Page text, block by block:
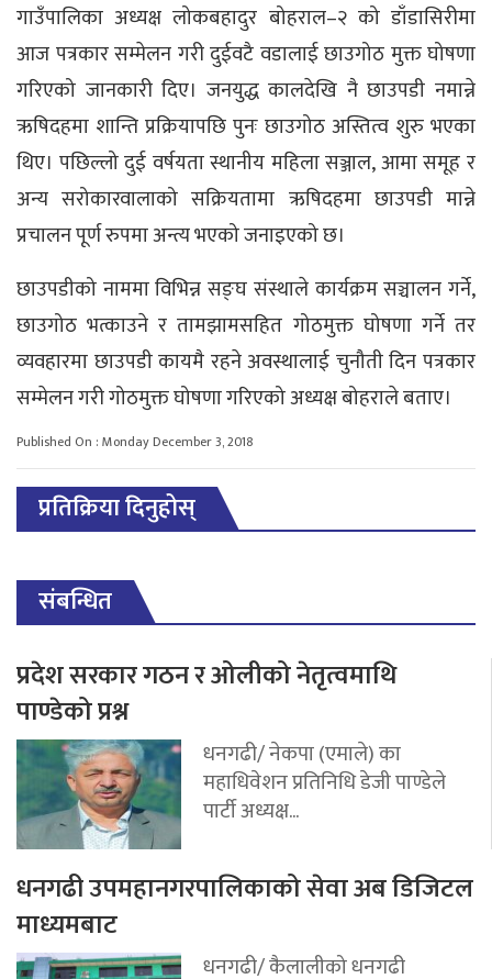
गाउँपालिका अध्यक्ष लोकबहादुर बोहराल–२ को डाँडासिरीमा
आज पत्रकार सम्मेलन गरी दुईवटै वडालाई छाउगोठ मुक्त घोषणा
गरिएको जानकारी दिए। जनयुद्ध कालदेखि नै छाउपडी नमान्ने
ऋषिदहमा शान्ति प्रक्रियापछि पुनः छाउगोठ अस्तित्व शुरु भएका
थिए। पछिल्लो दुई वर्षयता स्थानीय महिला सञ्जाल, आमा समूह र
अन्य सरोकारवालाको सक्रियतामा ऋषिदहमा छाउपडी मान्ने
प्रचालन पूर्ण रुपमा अन्त्य भएको जनाइएको छ।
छाउपडीको नाममा विभिन्न सङ्घ संस्थाले कार्यक्रम सञ्चालन गर्ने,
छाउगोठ भत्काउने र तामझामसहित गोठमुक्त घोषणा गर्ने तर
व्यवहारमा छाउपडी कायमै रहने अवस्थालाई चुनौती दिन पत्रकार
सम्मेलन गरी गोठमुक्त घोषणा गरिएको अध्यक्ष बोहराले बताए।
Published On : Monday December 3, 2018
प्रतिक्रिया दिनुहोस्
संबन्धित
प्रदेश सरकार गठन र ओलीको नेतृत्वमाथि
पाण्डेको प्रश्न
धनगढी/ नेकपा (एमाले) का
महाधिवेशन प्रतिनिधि डेजी पाण्डेले
पार्टी अध्यक्ष...
धनगढी उपमहानगरपालिकाको सेवा अब डिजिटल
माध्यमबाट
धनगढी/ कैलालीको धनगढी